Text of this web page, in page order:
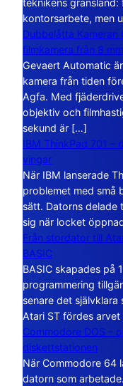
teknikens
kontorsarbete, men
Dubbelåtta Kameran
filmkamera från 8
Gevaert Automatic
kamera från tiden
Agfa. Med
objektiv och
sekund är […]
IBM ThinkPad 701 –
vingar
När IBM lanserade
problemet med små
sätt. Datorns
sig när locket
Från stordator till
BASIC
BASIC skapades på
programmering
senare det självklara
Atari ST fördes
Commodore DOS –
diskettstationen
När Commodore 64
datorn som